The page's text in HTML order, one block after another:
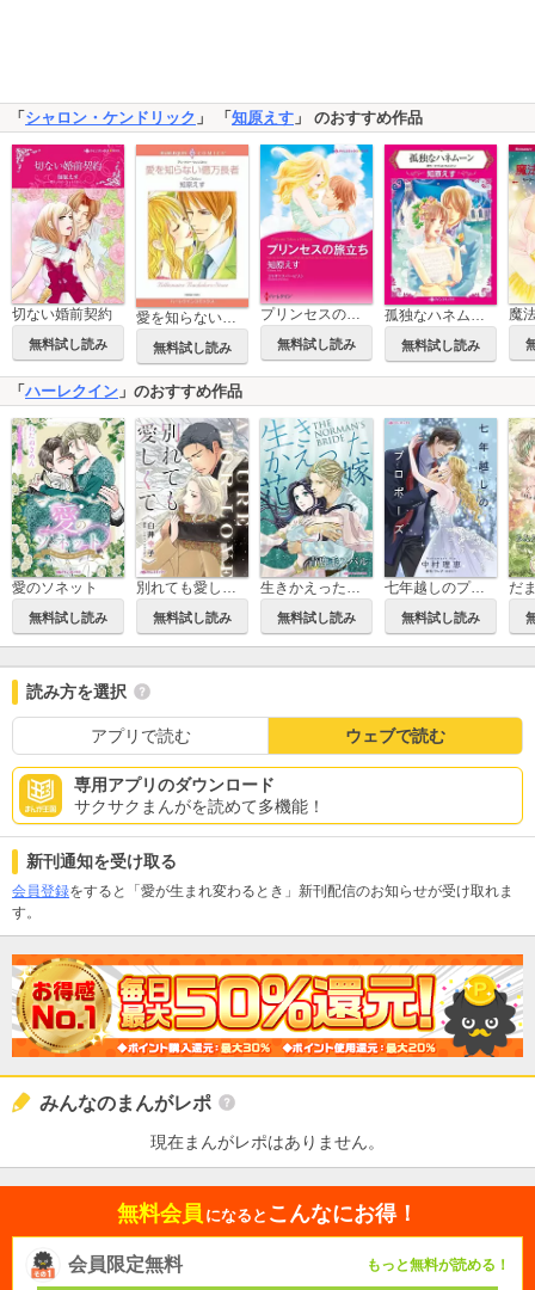
「 シャロン・ケンドリック 」 「 知原えす 」 のおすすめ作品
切ない婚前契約
無料試し読み
愛を知らない億万長者
無料試し読み
プリンセスの旅立ち
無料試し読み 無料試し読み
「 ハーレクイン 」のおすすめ作品
愛のソネット
無料試し読み
別れても愛しくて
無料試し読み
生きかえった花嫁
無料試し読み
七年越しのプロポーズ
無料試し読み
読み方を選択
アプリで読む ウェブで読む
専用アプリのダウンロード
サクサクまんがを読めて多機能！
新刊通知を受け取る
会員登録をすると「愛が生まれ変わるとき」新刊配信のお知らせが受け取れま
す。
みんなのまんがレポ
現在まんがレポはありません。
無料会員 になると こんなにお得！
会員限定無料 もっと無料が読める！